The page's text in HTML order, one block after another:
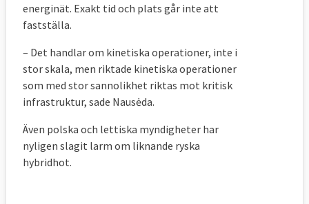
energinät. Exakt tid och plats går inte att
fastställa.
– Det handlar om kinetiska operationer, inte i
stor skala, men riktade kinetiska operationer
som med stor sannolikhet riktas mot kritisk
infrastruktur, sade Nausėda.
Även polska och lettiska myndigheter har
nyligen slagit larm om liknande ryska
hybridhot.